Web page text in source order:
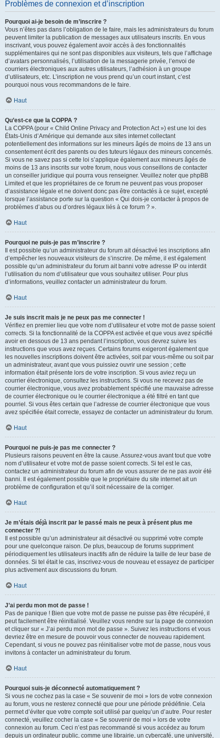
Problèmes de connexion et d’inscription
Pourquoi ai-je besoin de m’inscrire ?
Vous n’êtes pas dans l’obligation de le faire, mais les administrateurs du forum
peuvent limiter la publication de messages aux utilisateurs inscrits. En vous
inscrivant, vous pouvez également avoir accès à des fonctionnalités
supplémentaires qui ne sont pas disponibles aux visiteurs, tels que l’affichage
d’avatars personnalisés, l’utilisation de la messagerie privée, l’envoi de
courriers électroniques aux autres utilisateurs, l’adhésion à un groupe
d’utilisateurs, etc. L’inscription ne vous prend qu’un court instant, c’est
pourquoi nous vous recommandons de le faire.
Haut
Qu’est-ce que la COPPA ?
La COPPA (pour « Child Online Privacy and Protection Act ») est une loi des
États-Unis d’Amérique qui demande aux sites internet collectant
potentiellement des informations sur les mineurs âgés de moins de 13 ans un
consentement écrit des parents ou des tuteurs légaux des mineurs concernés.
Si vous ne savez pas si cette loi s’applique également aux mineurs âgés de
moins de 13 ans inscrits sur votre forum, nous vous conseillons de contacter
un conseiller juridique qui pourra vous renseigner. Veuillez noter que phpBB
Limited et que les propriétaires de ce forum ne peuvent pas vous proposer
d’assistance légale et ne doivent donc pas être contactés à ce sujet, excepté
lorsque l’assistance porte sur la question « Qui dois-je contacter à propos de
problèmes d’abus ou d’ordres légaux liés à ce forum ? ».
Haut
Pourquoi ne puis-je pas m’inscrire ?
Il est possible qu’un administrateur du forum ait désactivé les inscriptions afin
d’empêcher les nouveaux visiteurs de s’inscrire. De même, il est également
possible qu’un administrateur du forum ait banni votre adresse IP ou interdit
l’utilisation du nom d’utilisateur que vous souhaitez utiliser. Pour plus
d’informations, veuillez contacter un administrateur du forum.
Haut
Je suis inscrit mais je ne peux pas me connecter !
Vérifiez en premier lieu que votre nom d’utilisateur et votre mot de passe soient
corrects. Si la fonctionnalité de la COPPA est activée et que vous avez spécifié
avoir en dessous de 13 ans pendant l’inscription, vous devrez suivre les
instructions que vous avez reçues. Certains forums exigeront également que
les nouvelles inscriptions doivent être activées, soit par vous-même ou soit par
un administrateur, avant que vous puissiez ouvrir une session ; cette
information était présente lors de votre inscription. Si vous aviez reçu un
courrier électronique, consultez les instructions. Si vous ne recevez pas de
courrier électronique, vous avez probablement spécifié une mauvaise adresse
de courrier électronique ou le courrier électronique a été filtré en tant que
pourriel. Si vous êtes certain que l’adresse de courrier électronique que vous
avez spécifiée était correcte, essayez de contacter un administrateur du forum.
Haut
Pourquoi ne puis-je pas me connecter ?
Plusieurs raisons peuvent en être la cause. Assurez-vous avant tout que votre
nom d’utilisateur et votre mot de passe soient corrects. Si tel est le cas,
contactez un administrateur du forum afin de vous assurer de ne pas avoir été
banni. Il est également possible que le propriétaire du site internet ait un
problème de configuration et qu’il soit nécessaire de la corriger.
Haut
Je m’étais déjà inscrit par le passé mais ne peux à présent plus me
connecter ?!
Il est possible qu’un administrateur ait désactivé ou supprimé votre compte
pour une quelconque raison. De plus, beaucoup de forums suppriment
périodiquement les utilisateurs inactifs afin de réduire la taille de leur base de
données. Si tel était le cas, inscrivez-vous de nouveau et essayez de participer
plus activement aux discussions du forum.
Haut
J’ai perdu mon mot de passe !
Pas de panique ! Bien que votre mot de passe ne puisse pas être récupéré, il
peut facilement être réinitialisé. Veuillez vous rendre sur la page de connexion
et cliquer sur « J’ai perdu mon mot de passe ». Suivez les instructions et vous
devriez être en mesure de pouvoir vous connecter de nouveau rapidement.
Cependant, si vous ne pouvez pas réinitialiser votre mot de passe, nous vous
invitons à contacter un administrateur du forum.
Haut
Pourquoi suis-je déconnecté automatiquement ?
Si vous ne cochez pas la case « Se souvenir de moi » lors de votre connexion
au forum, vous ne resterez connecté que pour une période prédéfinie. Cela
permet d’éviter que votre compte soit utilisé par quelqu’un d’autre. Pour rester
connecté, veuillez cocher la case « Se souvenir de moi » lors de votre
connexion au forum. Ceci n’est pas recommandé si vous accédez au forum
depuis un ordinateur public, comme une librairie, un cybercafé, une université,